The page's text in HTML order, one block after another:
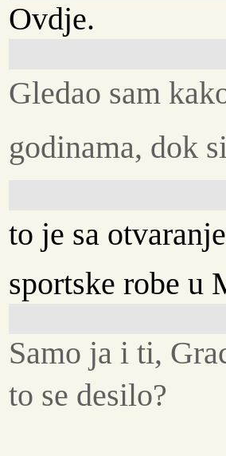
Ovdje.
Gledao sam
godinama, dok
to je sa
sportske robe u
Samo ja i ti,
to se desilo?